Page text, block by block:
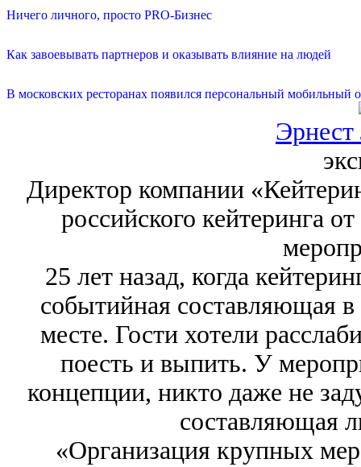
Ничего личного, просто PRO-Бизнес
Как завоевывать партнеров и оказывать влияние на людей
В московских ресторанах появился персональный мобильный
Директор компании
российского кейтеринга
25 лет назад, когда
событийная составляющая
месте. Гости хотели
поесть и выпить. У
концепции, никто даже не
составляющая
«Организация крупных